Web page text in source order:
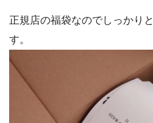
正規店の福袋なのでしっかりと
す。